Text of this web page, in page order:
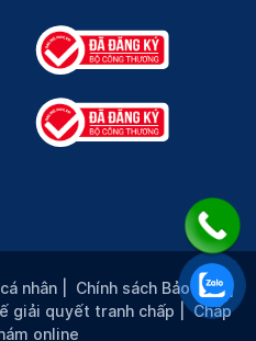
nhân Chính sách Bảo mật |
giải quyết tranh chấp |Chấp
online